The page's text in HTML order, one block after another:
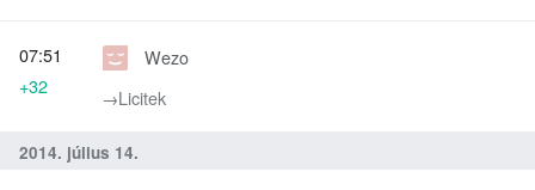
Wezo
→‎Licitek
07:51
+32
2014. július 14.